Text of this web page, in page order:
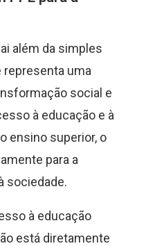
além da simples
representa uma
social e
à educação e à
ensino superior, o
para a
sociedade.
à educação
está diretamente